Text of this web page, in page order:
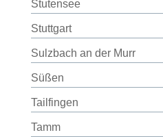
Stutensee
Stuttgart
Sulzbach an der Murr
Süßen
Tailfingen
Tamm